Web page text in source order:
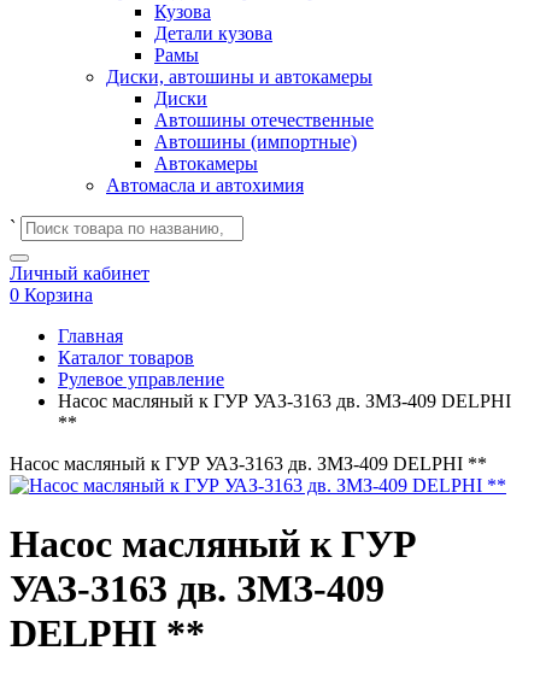
Кузова
Детали кузова
Рамы
Диски, автошины и автокамеры
Диски
Автошины отечественные
Автошины (импортные)
Автокамеры
Автомасла и автохимия
`
Личный кабинет
0 Корзина
Главная
Каталог товаров
Рулевое управление
Насос масляный к ГУР УАЗ-3163 дв. ЗМЗ-409 DELPHI
**
Насос масляный к ГУР УАЗ-3163 дв. ЗМЗ-409 DELPHI **
Насос масляный к ГУР
УАЗ-3163 дв. ЗМЗ-409
DELPHI **